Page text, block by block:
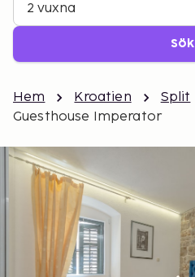
2 vuxna
Sök
Hem Kroatien
Split
Guesthouse Imperator